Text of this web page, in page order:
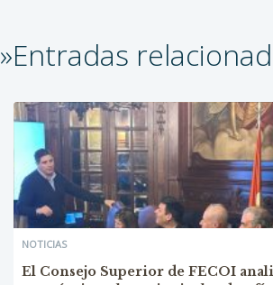
»Entradas
NOTICIAS
El Consejo Superior de FECOI